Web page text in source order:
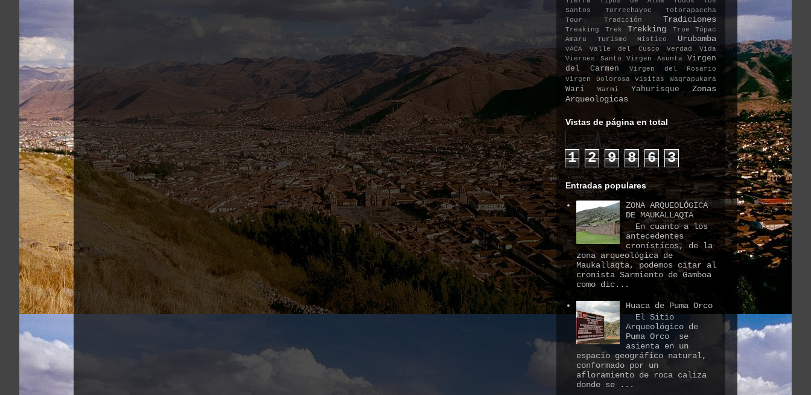
Santos
Torrechayoc
Totorapaccha
Tour
Tradición Tradiciones
Treaking Trek Trekking True
Túpac
Amaru
Turismo Mistico Urubamba
vACA Valle del Cusco Verdad
Vida
Viernes Santo
Virgen Asunta
Virgen
del Carmen
Virgen del Rosario
Virgen Dolorosa
Visitas Waqrapukara
Wari Warmi Yahurisque
Zonas
Arqueologicas
Vistas de página en total
1 2 9 8 6 3
Entradas populares
ZONA ARQUEOLÓGICA
DE MAUKALLAQTA
En cuanto a los
antecedentes
cronísticos, de la
zona arqueológica de
Maukallaqta, podemos citar al
cronista Sarmiento de Gamboa
como dic...
Huaca de Puma Orco
El Sitio
Arqueológico de
Puma Orco se
asienta en un
espacio geográfico natural,
conformado por un
afloramiento de roca caliza
donde se ...